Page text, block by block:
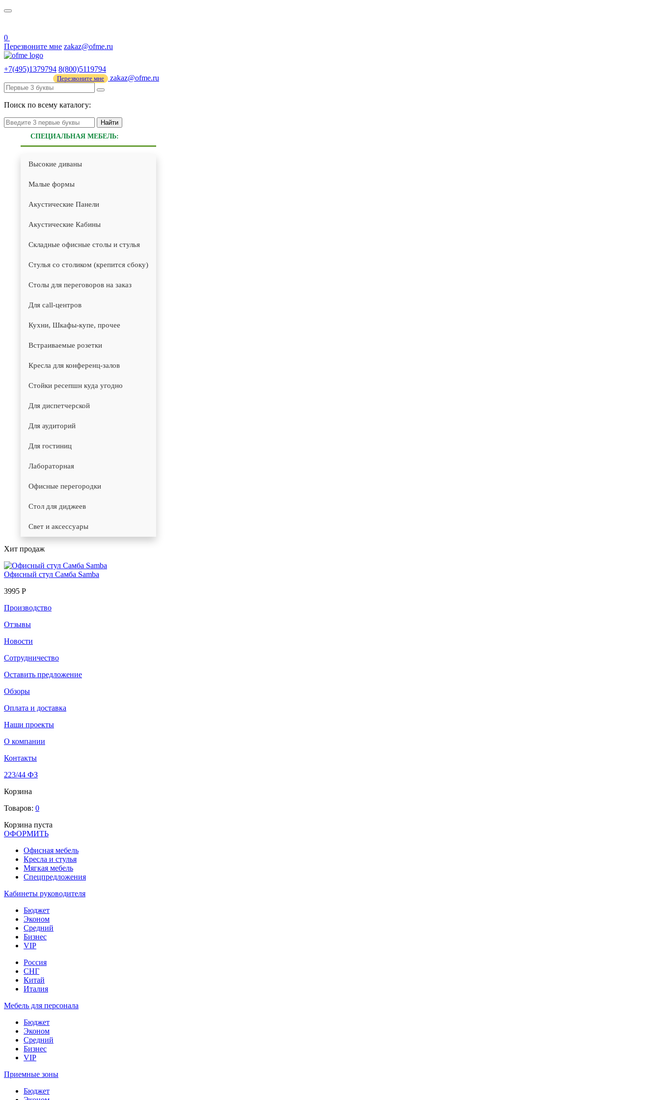
0
Перезвоните мне zakaz@ofme.ru
+7(495)1379794 8(800)5119794
Перезвоните мне zakaz@ofme.ru
Поиск по всему каталогу:
Найти
СПЕЦИАЛЬНАЯ МЕБЕЛЬ:
Высокие диваны
Малые формы
Акустические Панели
Акустические Кабины
Складные офисные столы и стулья
Стулья со столиком (крепится сбоку)
Столы для переговоров на заказ
Для call-центров
Кухни, Шкафы-купе, прочее
Встраиваемые розетки
Кресла для конференц-залов
Стойки ресепшн куда угодно
Для диспетчерской
Для аудиторий
Для гостиниц
Лабораторная
Офисные перегородки
Стол для диджеев
Свет и аксессуары
Хит продаж
Офисный стул Самба Samba
3995 Р
Производство
Отзывы
Новости
Сотрудничество
Оставить предложение
Обзоры
Оплата и доставка
Наши проекты
О компании
Контакты
223/44 ФЗ
Корзина
Товаров: 0
Корзина пуста
ОФОРМИТЬ
Офиcная мебель
Кресла и стулья
Мягкая мебель
Спецпредложения
Кабинеты руководителя
Бюджет
Эконом
Средний
Бизнес
VIP
Россия
СНГ
Китай
Италия
Мебель для персонала
Бюджет
Эконом
Средний
Бизнес
VIP
Приемные зоны
Бюджет